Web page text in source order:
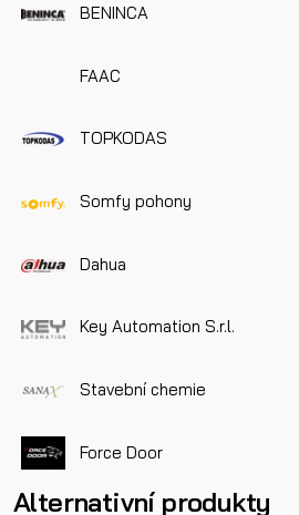
BENINCA
FAAC
TOPKODAS
Somfy pohony
Dahua
Key Automation S.r.l.
Stavební chemie
Force Door
Alternativní produkty